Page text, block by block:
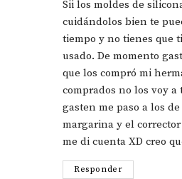
Sii los moldes de
cuidándolos bien te
tiempo y no tienes que
usado. De momento
que los compró mi
comprados no los voy a
gasten me paso a los
margarina y el
me di cuenta XD creo
Responder